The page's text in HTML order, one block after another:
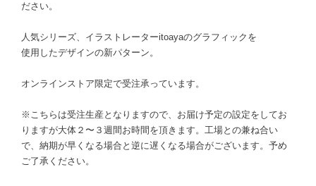
ださい。
人気シリーズ、イラストレーターitoayaのグラフィックを
使用したデザインの新パターン。
オンラインストア限定で受注承っています。
※こちらは受注生産となりますので、お届け予定の設定をしてお
りますが大体２〜３週間お時間を頂きます。工場との兼ね合い
で、納期が早くなる場合と逆に遅くなる場合がございます。予め
ご了承ください。